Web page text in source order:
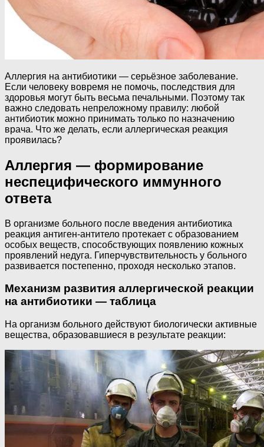
Аллергия на антибиотики — серьёзное заболевание.
Если человеку вовремя не помочь, последствия для
здоровья могут быть весьма печальными. Поэтому так
важно следовать непреложному правилу: любой
антибиотик можно принимать только по назначению
врача. Что же делать, если аллергическая реакция
проявилась?
Аллергия — формирование
неспецифического иммунного
ответа
В организме больного после введения антибиотика
реакция антиген-антитело протекает с образованием
особых веществ, способствующих появлению кожных
проявлений недуга. Гиперчувствительность у больного
развивается постепенно, проходя несколько этапов.
Механизм развития аллергической реакции
на антибиотики — таблица
На организм больного действуют биологически активные
вещества, образовавшиеся в результате реакции: